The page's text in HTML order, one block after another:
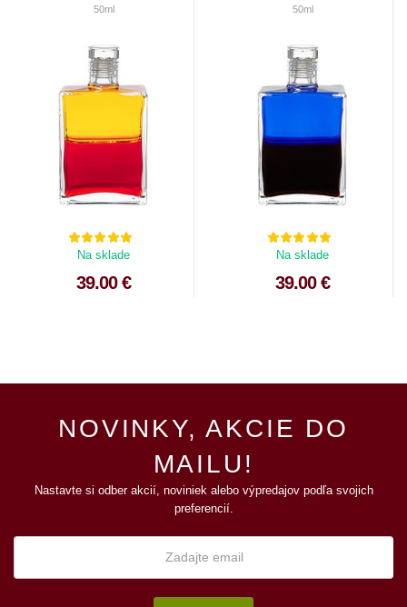
50ml
Na sklade
39.00 €
50ml
Na sklade
39.00 €
NOVINKY, AKCIE DO
MAILU!
Nastavte si odber akcií, noviniek alebo výpredajov podľa svojich
preferencií.